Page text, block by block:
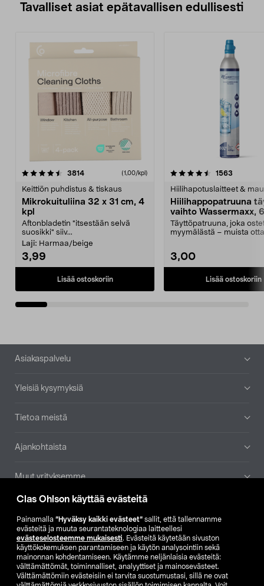
Clas Ohlson käyttää evästeitä
Painamalla ”Hyväksy kaikki evästeet” sallit, että tallennamme
evästeitä ja muuta seurantateknologiaa laitteellesi
evästeselosteemme mukaisesti. Evästeitä käytetään sivuston
käyttökokemuksen parantamiseen ja käytön analysointiin sekä
mainonnan kohdentamiseen. Käytämme neljänlaisia evästeitä:
välttämättömät, toiminnalliset, analyyttiset ja mainosevästeet.
Välttämättömiin evästeisiin ei tarvita suostumustasi, sillä ne ovat
Tavalliset asiat epätavallisen edullisesti
3814arvostelut (1,00/kpl)
Keittiön puhdistus & tiskaus
Mikrokuituliina 32 x 31 cm, 4
kpl
Aftonbladetin "itsestään selvä
suosikki" siiv...
Laji: Harmaa/beige
3,99
Lisää ostoskoriin
4.5viidestä
1563
Hiilihapotuslaitteet &
Hiilihappopatruuna
vaihto Wassermaxx,
Täyttöpatruuna, joka
myymälästä – muista
3,00
Lisää ostoskoriin
4.5viidestä
Alatunniste
Asiakaspalvelu
Yleisiä kysymyksiä
Tietoa meistä
Ajankohtaista
Muut yrityksemme
Etsi myymälä
SE NO FI
FI SV